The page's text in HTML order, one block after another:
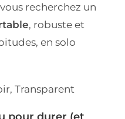
recherchez un
, robuste et
en solo
Transparent